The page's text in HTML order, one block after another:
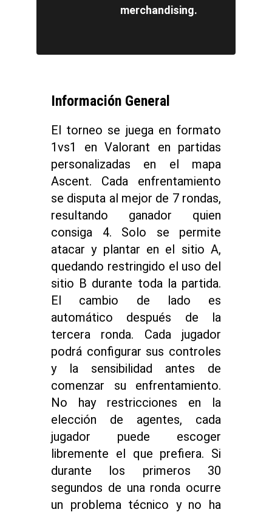
merchandising.
Información General
El torneo se juega en formato
1vs1 en Valorant en partidas
personalizadas en el mapa
Ascent. Cada enfrentamiento
se disputa al mejor de 7 rondas,
resultando ganador quien
consiga 4. Solo se permite
atacar y plantar en el sitio A,
quedando restringido el uso del
sitio B durante toda la partida.
El cambio de lado es
automático después de la
tercera ronda. Cada jugador
podrá configurar sus controles
y la sensibilidad antes de
comenzar su enfrentamiento.
No hay restricciones en la
elección de agentes, cada
jugador puede escoger
libremente el que prefiera. Si
durante los primeros 30
segundos de una ronda ocurre
un problema técnico y no ha